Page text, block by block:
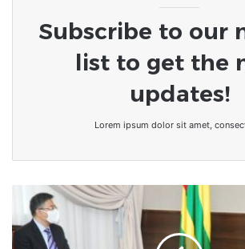
Subscribe to our
list to get the
updates!
Lorem ipsum dolor sit amet,
Togo/Yawa
tsegan
et
chao